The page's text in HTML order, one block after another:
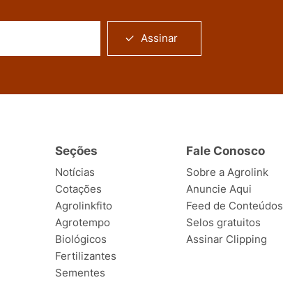
Assinar
Seções
Notícias
Cotações
Agrolinkfito
Agrotempo
Biológicos
Fertilizantes
Sementes
Fale Conosco
Sobre a Agrolink
Anuncie Aqui
Feed de Conteúdos
Selos gratuitos
Assinar Clipping